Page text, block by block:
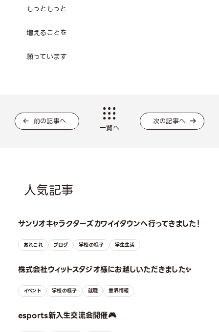
もっともっと
増えることを
願っています
前の記事へ
一覧へ
次の記事へ
人気記事
サンリオキャラクターズカワイイタウンへ行ってきました！
あれこれ ブログ 学校の様子 学生生活
株式会社ウィットスタジオ様にお越しいただきました✨
イベント 学校の様子 就職 業界情報
esports新入生交流会開催🎮